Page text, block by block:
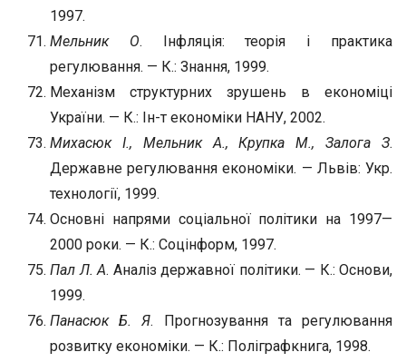
1997.
Мельник О. Інфляція: теорія і практика
регулювання. — К.: Знання, 1999.
Механізм структурних зрушень в економіці
України. — К.: Ін-т економіки НАНУ, 2002.
Михасюк І., Мельник А., Крупка М., Залога З.
Державне регулювання економіки. — Львів: Укр.
технології, 1999.
Основні напрями соціальної політики на 1997—
2000 роки. — К.: Соцінформ, 1997.
Пал Л. А. Аналіз державної політики. — К.: Основи,
1999.
Панасюк Б. Я. Прогнозування та регулювання
розвитку економіки. — К.: Поліграфкнига, 1998.